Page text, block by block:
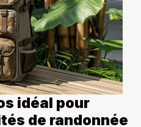
idéal pour
de randonnée